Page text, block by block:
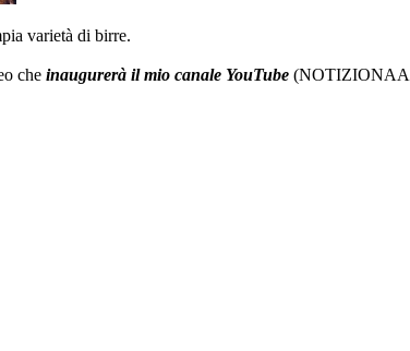
varietà di birre.
che inaugurerà il mio canale YouTube